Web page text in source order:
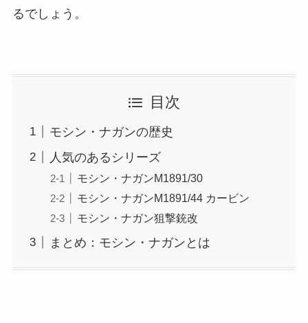
るでしょう。
目次
モシン・ナガンの歴史
人気のあるシリーズ
モシン・ナガンM1891/30
モシン・ナガンM1891/44 カービン
モシン・ナガン狙撃銃改
まとめ：モシン・ナガンとは